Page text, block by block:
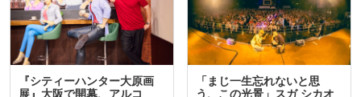
『シティーハンター大原画
展』大阪で開幕、アルコ
「まじ一生忘れないと思
う、この光景」スガ シカオ